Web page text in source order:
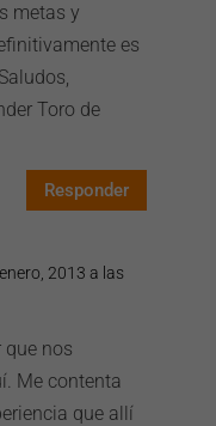
metas y
es
Toro de
Responder
2013 a las
que nos
Me contenta
que allí